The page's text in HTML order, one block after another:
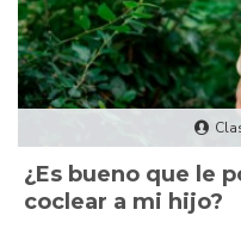
¿Es bueno que le
coclear a mi hijo?